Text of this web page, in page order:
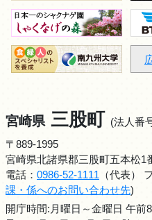
宮崎県 三股町 (法人番
〒889-1995
宮崎県北諸県郡三股町五本松1
電話： 0986-52-1111 （代表）
課・係へのお問い合わせ先)
開庁時間:月曜日～金曜日 午前